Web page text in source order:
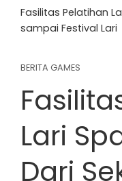
Fasilitas Pelatihan
sampai Festival Lari
BERITA GAMES
Lari
Dari